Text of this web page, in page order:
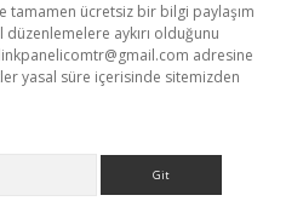
tamamen ücretsiz bir bilgi paylaşım
aykırı olduğunu
adresine
yasal süre içerisinde sitemizden